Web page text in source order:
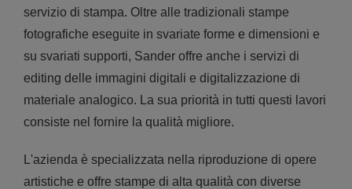
servizio di stampa. Oltre alle tradizionali stampe
fotografiche eseguite in svariate forme e dimensioni e
su svariati supporti, Sander offre anche i servizi di
editing delle immagini digitali e digitalizzazione di
materiale analogico. La sua priorità in tutti questi lavori
consiste nel fornire la qualità migliore.
L'azienda è specializzata nella riproduzione di opere
artistiche e offre stampe di alta qualità con diverse